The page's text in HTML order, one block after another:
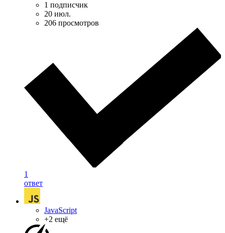
1 подписчик
20 июл.
206 просмотров
1
ответ
JavaScript
+2 ещё